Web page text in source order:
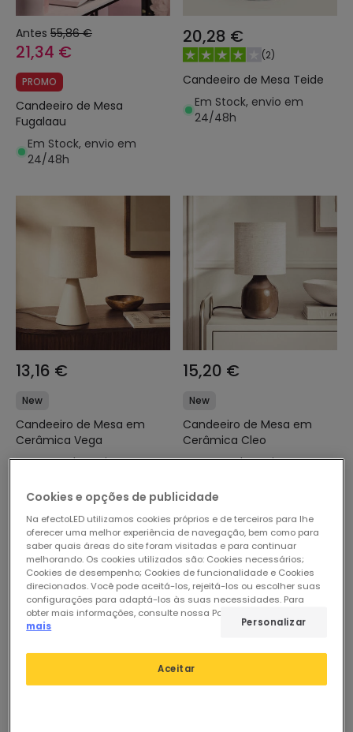
Antes 55,86 €
21,34 €
PROMO
Candeeiro de Mesa
Fugalaau
Em Stock, envio em
24/48h
20,28 €
(2)
Candeeiro de Mesa Teide
Em Stock, envio em
24/48h
13,16 €
New
Candeeiro de Mesa em
Cerâmica Vega
Em Stock, envio em
15,20 €
New
Candeeiro de Mesa em
Cerâmica Cleo
Em Stock, envio em
Cookies e opções de publicidade
Na efectoLED utilizamos cookies próprios e de terceiros para lhe
oferecer uma melhor experiência de navegação, bem como para
saber quais áreas do site foram visitadas e para continuar
melhorando. Os cookies utilizados são: Cookies necessários;
Cookies de desempenho; Cookies de funcionalidade e Cookies
direcionados. Você pode aceitá-los, rejeitá-los ou escolher suas
configurações para adaptá-los às suas necessidades. Para
obter mais informações, consulte nossa Política de Cookies.
mais
Aceitar
Personalizar